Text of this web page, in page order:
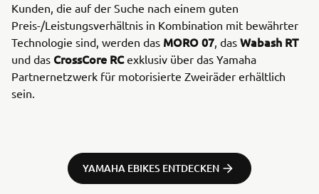
Kunden, die auf der Suche nach einem guten
Preis-/Leistungsverhältnis in Kombination mit bewährter
Technologie sind, werden das MORO 07, das Wabash RT
und das CrossCore RCexklusiv über das Yamaha
Partnernetzwerk für motorisierte Zweiräder erhältlich
sein.
YAMAHA EBIKES ENTDECKEN